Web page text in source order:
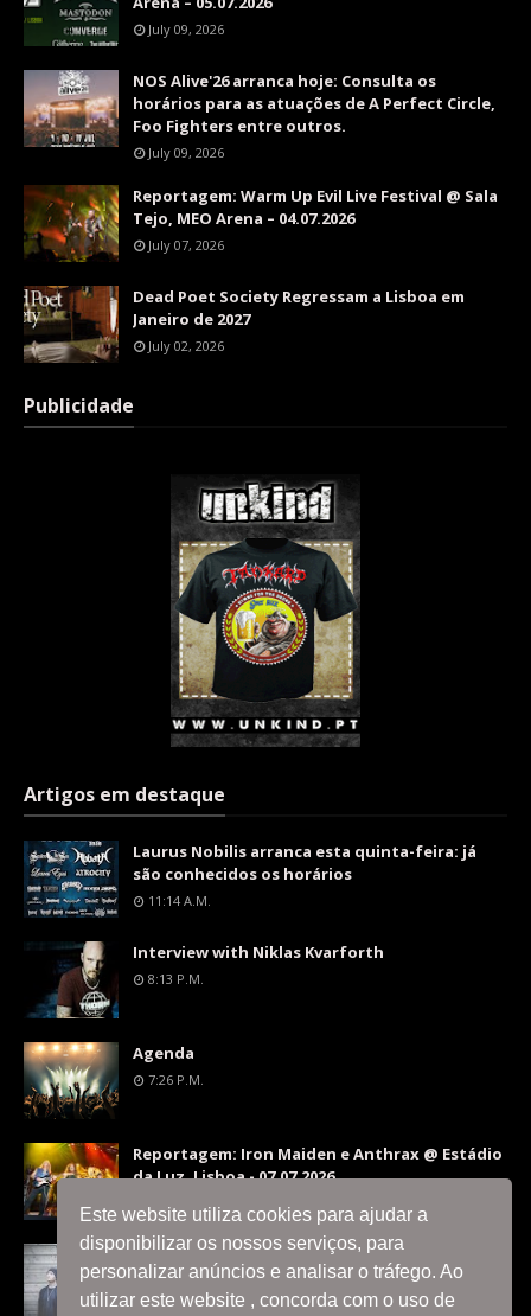
Este website utiliza cookies para ajudar a
disponibilizar os nossos serviços, para
personalizar anúncios e analisar o tráfego. Ao
utilizar este website , concorda com o uso de
July 09, 2026
NOS Alive'26 arranca hoje: Consulta os
horários para as atuações de A Perfect Circle,
Foo Fighters entre outros.
July 09, 2026
Reportagem: Warm Up Evil Live Festival @ Sala
Tejo, MEO Arena – 04.07.2026
July 07, 2026
Dead Poet Society Regressam a Lisboa em
Janeiro de 2027
July 02, 2026
Publicidade
Artigos em destaque
Laurus Nobilis arranca esta quinta-feira: já
são conhecidos os horários
11:14 A.m.
Interview with Niklas Kvarforth
8:13 P.m.
Agenda
7:26 P.m.
Reportagem: Iron Maiden e Anthrax @ Estádio
da Luz, Lisboa - 07.07.2026
9:36 P.m.
Interview with Silent Skies
8:06 P.m.